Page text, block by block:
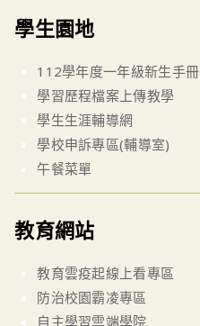
學生園地
112學年度一年級新生手冊
學習歷程檔案上傳教學
學生生涯輔導網
學校申訴專區(輔導室)
午餐菜單
教育網站
教育雲疫起線上看專區
防治校園霸凌專區
自主學習雲端學院